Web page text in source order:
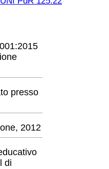
presso
2012
di